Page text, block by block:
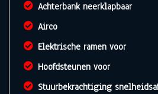
Achterbank neerklapbaar
Airco
Elektrische ramen voor
Hoofdsteunen voor
Stuurbekrachtiging